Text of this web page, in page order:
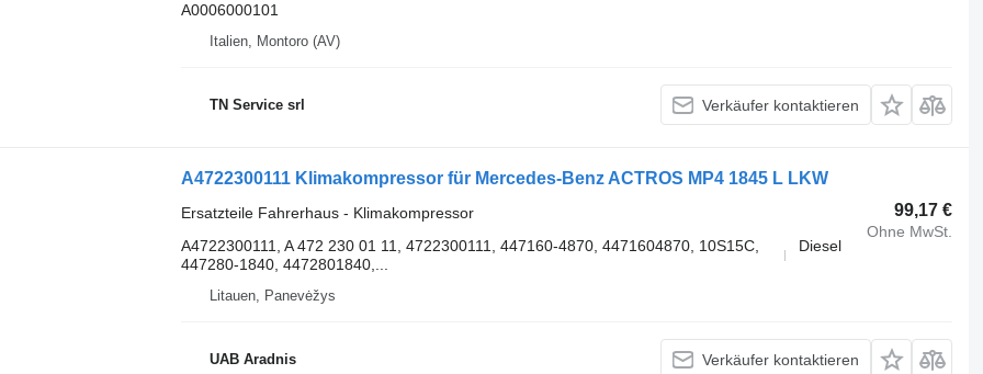
A0006000101
Italien, Montoro (AV)
TN Service srl Verkäufer kontaktieren
A4722300111 Klimakompressor für Mercedes-Benz ACTROS MP4 1845 L LKW
99,17 €
Ohne MwSt.
Ersatzteile Fahrerhaus - Klimakompressor
A4722300111, A 472 230 01 11, 4722300111, 447160-4870, 4471604870, 10S15C,
447280-1840, 4472801840,...
Diesel
Litauen, Panevėžys
UAB Aradnis Verkäufer kontaktieren